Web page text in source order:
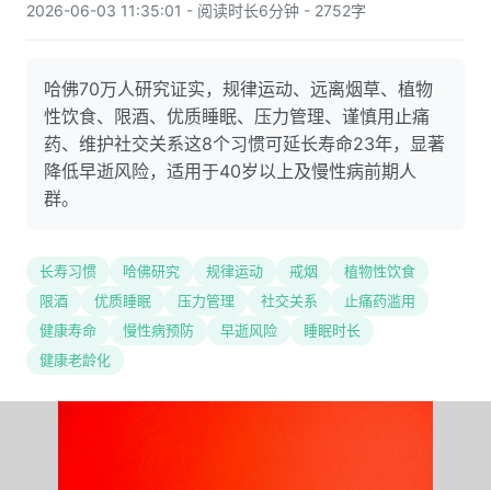
2026-06-03 11:35:01 - 阅读时长6分钟 - 2752字
哈佛70万人研究证实，规律运动、远离烟草、植物
性饮食、限酒、优质睡眠、压力管理、谨慎用止痛
药、维护社交关系这8个习惯可延长寿命23年，显著
降低早逝风险，适用于40岁以上及慢性病前期人
群。
长寿习惯 哈佛研究 规律运动 戒烟
植物性饮食
限酒
优质睡眠 压力管理 社交关系
止痛药滥用
健康寿命
慢性病预防 早逝风险
睡眠时长
健康老龄化